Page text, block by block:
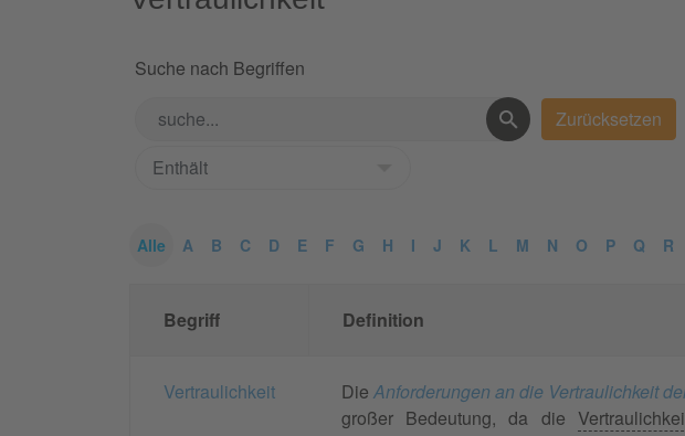
Suche nach Begriffen
Alle A B C D E F G H I J K L M N O P Q R
Begriff Definition
Vertraulichkeit DieAnforderungen an die Vertraulichkeit
großer Bedeutung, da die